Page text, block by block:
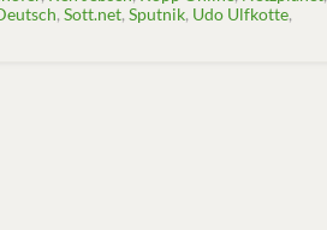
, Sott.net, Sputnik, Udo Ulfkotte,